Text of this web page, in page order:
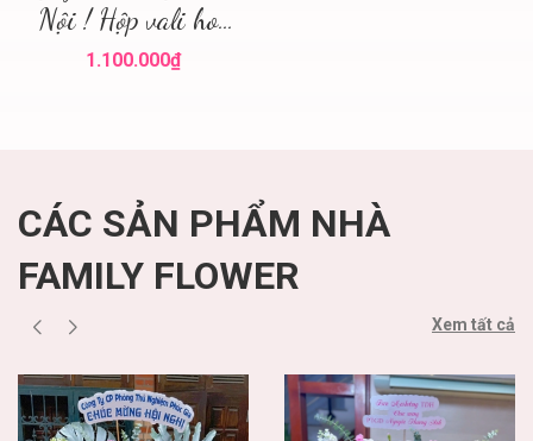
Nội ! Hộp vali hoa
Hà Nội ! Hoa tươi
1.100.000₫
CÁC SẢN PHẨM NHÀ
FAMILY FLOWER
Xem tất cả